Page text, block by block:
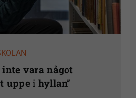
inte vara något
uppe i hyllan”